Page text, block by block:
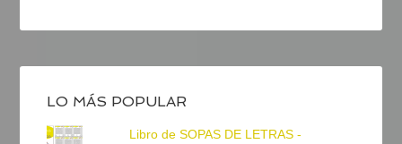
LO MÁS POPULAR
Libro de SOPAS DE LETRAS -